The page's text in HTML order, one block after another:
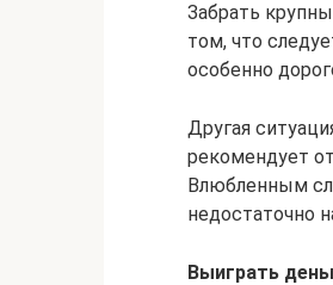
Забрать
том, что
особенно
Другая
рекомендует
Влюбленным
недостаточно
Выиграть